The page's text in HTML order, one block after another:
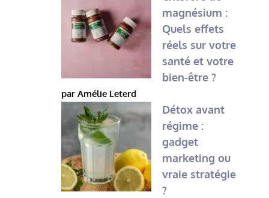
magnésium :
Quels effets
réels sur votre
santé et votre
bien-être ?
par Amélie Leterd
Détox avant
régime :
gadget
marketing ou
vraie stratégie
?